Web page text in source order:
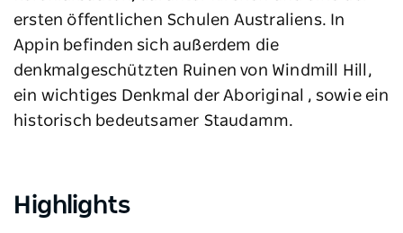
ersten öffentlichen Schulen Australiens. In
Appin befinden sich außerdem die
denkmalgeschützten Ruinen von Windmill Hill,
ein wichtiges Denkmal der Aboriginal , sowie ein
historisch bedeutsamer Staudamm.
Highlights